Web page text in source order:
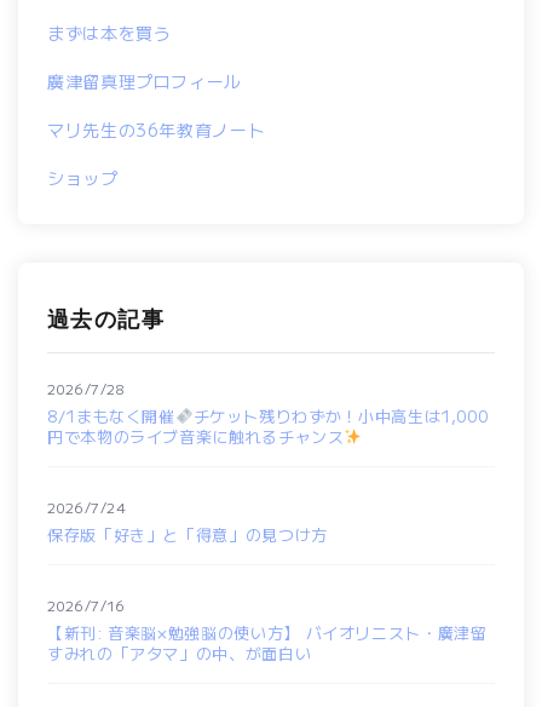
まずは本を買う
廣津留真理プロフィール
マリ先生の36年教育ノート
ショップ
過去の記事
8/1まもなく開催
チケット残りわずか！小中高生は1,000
円で本物のライブ音楽に触れるチャンス
2026/7/28
保存版「好き」と「得意」の見つけ方
2026/7/24
【新刊: 音楽脳×勉強脳の使い方】 バイオリニスト・廣津留
すみれの「アタマ」の中、が面白い
2026/7/16